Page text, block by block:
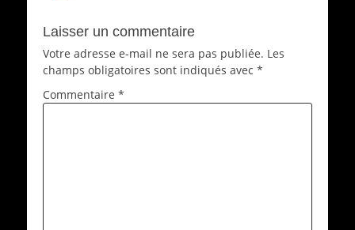
Laisser un commentaire
Votre adresse e-mail ne sera pas publiée. Les
champs obligatoires sont indiqués avec *
Commentaire *